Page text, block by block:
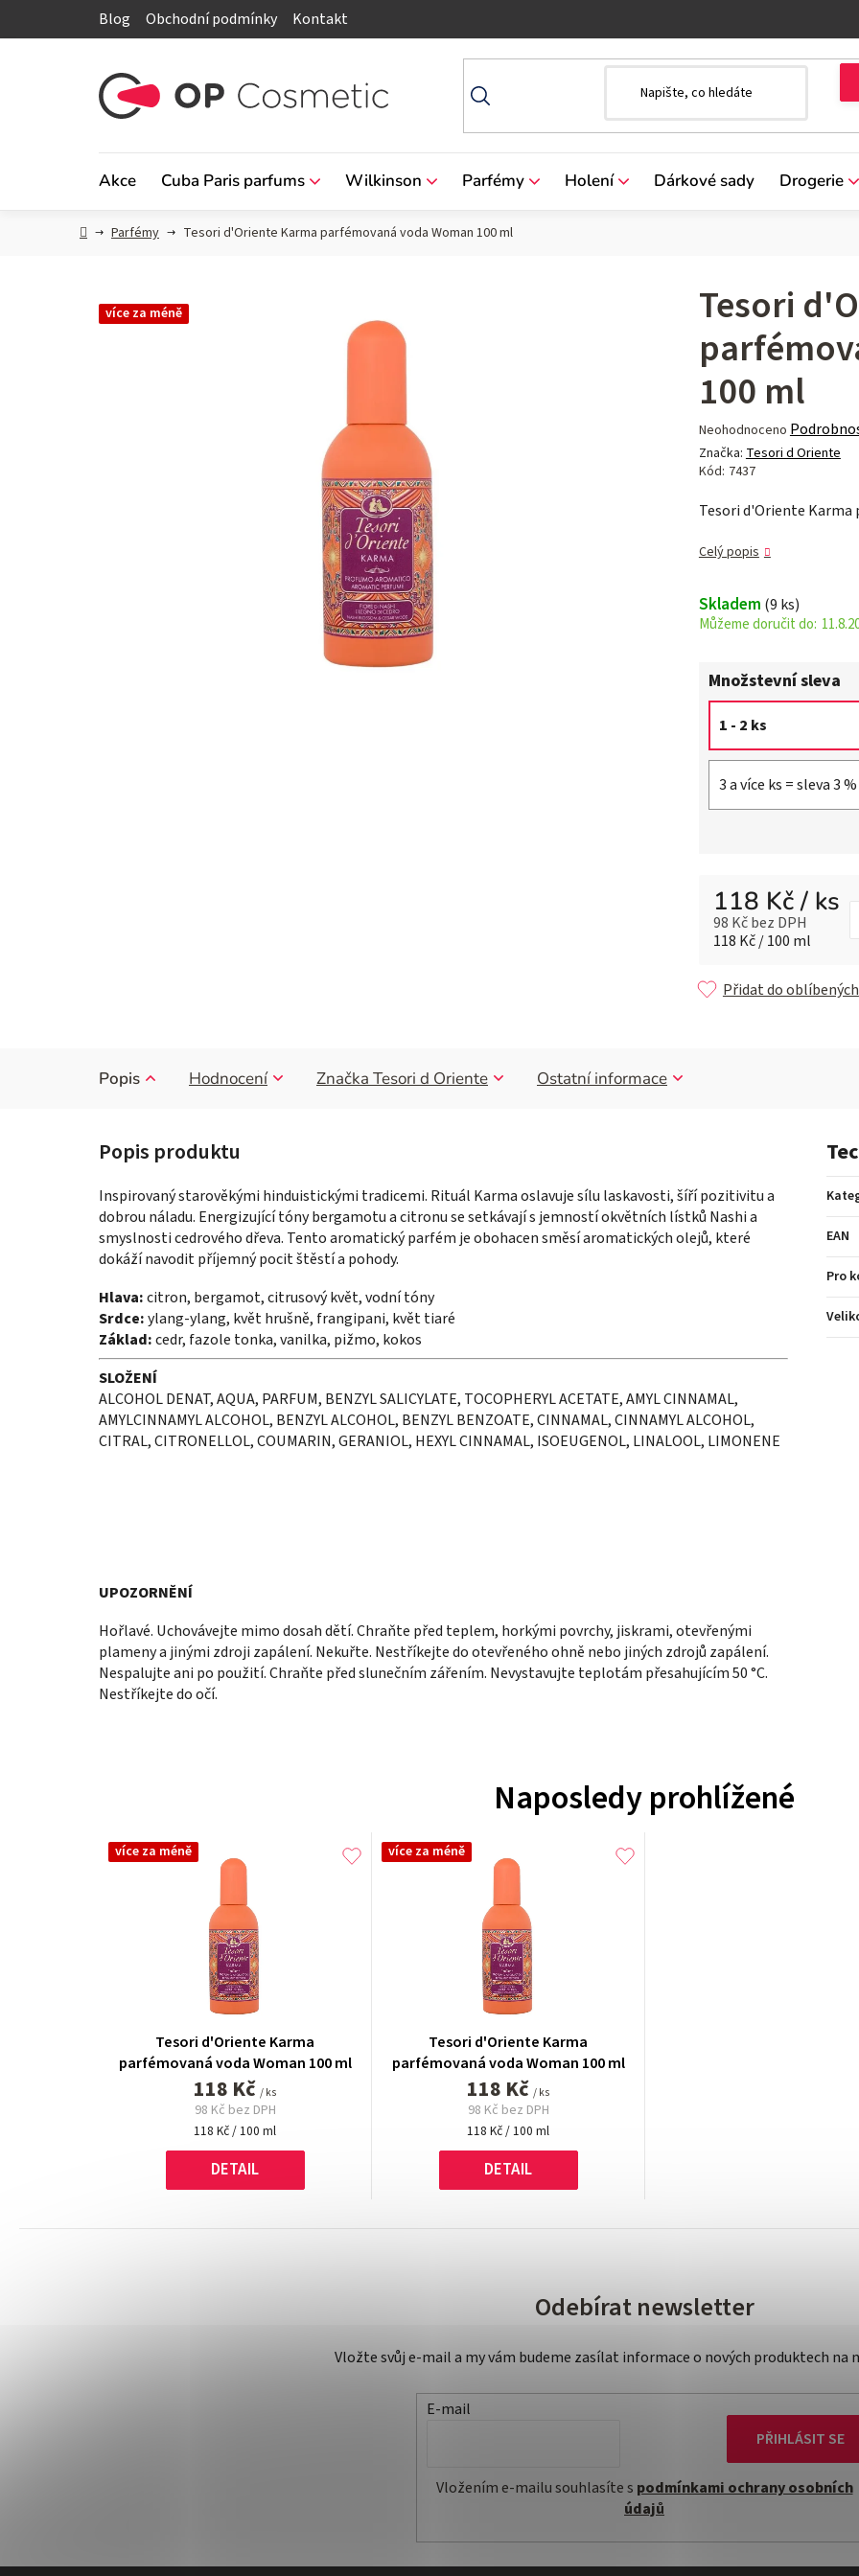
Blog Obchodní podmínky Kontakt
Akce Cuba Paris parfums Wilkinson Parfémy Holení Dárkové sady Drogerie
DomůParfémy Tesori d'Oriente Karma parfémovaná voda Woman 100 ml
Tesori
100 ml
Průměrné
hodnocení
produktu
0,0
hvězdiček.
Neohodnoceno
Značka: Tesori d Oriente
Kód: 7437
Tesori d'Oriente Karma
Celý popis
Skladem (9 ks)
Množstevní sleva
1 - 2 ks
3 a více ks = sleva 3 %
118 Kč/ ks
98 Kč bez DPH
Měrná cena:
118 Kč / 100 ml
Přidat do oblíbených
více za méně
Popis Hodnocení Značka Tesori d Oriente Ostatní informace
Inspirovaný starověkými hinduistickými tradicemi. Rituál Karma oslavuje sílu laskavosti, šíří pozitivitu a
dobrou náladu. Energizující tóny bergamotu a citronu se setkávají s jemností okvětních lístků Nashi a
smyslnosti cedrového dřeva. Tento aromatický parfém je obohacen směsí aromatických olejů, které
dokáží navodit příjemný pocit štěstí a pohody.
Hlava:citron, bergamot, citrusový květ, vodní tóny
Srdce:ylang-ylang, květ hrušně, frangipani, květ tiaré
Základ:cedr, fazole tonka, vanilka, pižmo, kokos
SLOŽENÍ
ALCOHOL DENAT, AQUA, PARFUM, BENZYL SALICYLATE, TOCOPHERYL ACETATE, AMYL CINNAMAL,
AMYLCINNAMYL ALCOHOL, BENZYL ALCOHOL, BENZYL BENZOATE, CINNAMAL, CINNAMYL ALCOHOL,
CITRAL, CITRONELLOL, COUMARIN, GERANIOL, HEXYL CINNAMAL, ISOEUGENOL, LINALOOL, LIMONENE
UPOZORNĚNÍ
Hořlavé. Uchovávejte mimo dosah dětí. Chraňte před teplem, horkými povrchy, jiskrami, otevřenými
plameny a jinými zdroji zapálení. Nekuřte. Nestříkejte do otevřeného ohně nebo jiných zdrojů zapálení.
Nespalujte ani po použití. Chraňte před slunečním zářením. Nevystavujte teplotám přesahujícím 50 °C.
Nestříkejte do očí.
EAN
Pro
Naposledy prohlížené
více za méně
Tesori d'Oriente Karma
parfémovaná voda Woman 100 ml
118 Kč / ks
98 Kč bez DPH
Měrná
118 Kč / 100 ml
DETAIL
více za méně
Tesori d'Oriente Karma
parfémovaná voda Woman 100 ml
118 Kč / ks
98 Kč bez DPH
Měrná
118 Kč / 100 ml
DETAIL
Odebírat newsletter
Vložte svůj e-mail a my vám budeme zasílat informace o nových produktech na
E-mail
Vložením e-mailu souhlasíte s podmínkami ochrany osobních
údajů
PŘIHLÁSIT SE